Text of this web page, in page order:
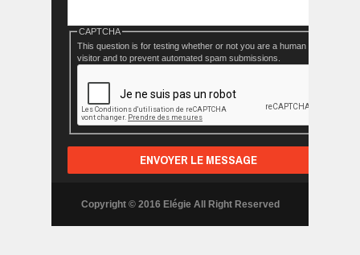
CAPTCHA
This question is for testing whether or not you are a human
visitor and to prevent automated spam submissions.
Copyright © 2016 Elégie All Right Reserved